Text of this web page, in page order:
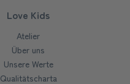
Love Kids
Atelier
Über uns
Unsere Werte
Qualitätscharta